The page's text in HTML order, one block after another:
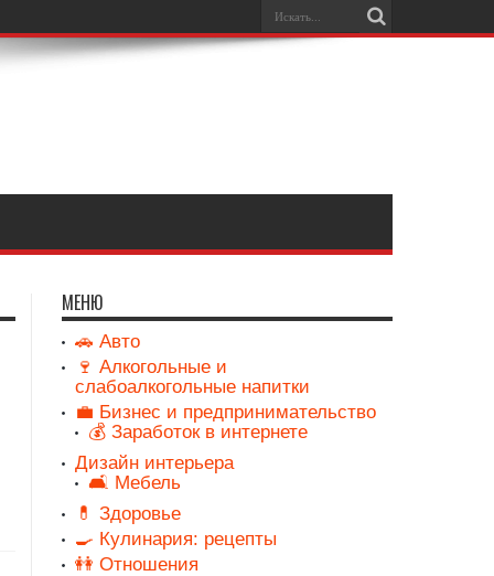
МЕНЮ
🚗 Авто
🍷 Алкогольные и
слабоалкогольные напитки
💼 Бизнес и предпринимательство
💰 Заработок в интернете
Дизайн интерьера
🛋️ Мебель
💊 Здоровье
🍳 Кулинария: рецепты
👭 Отношения